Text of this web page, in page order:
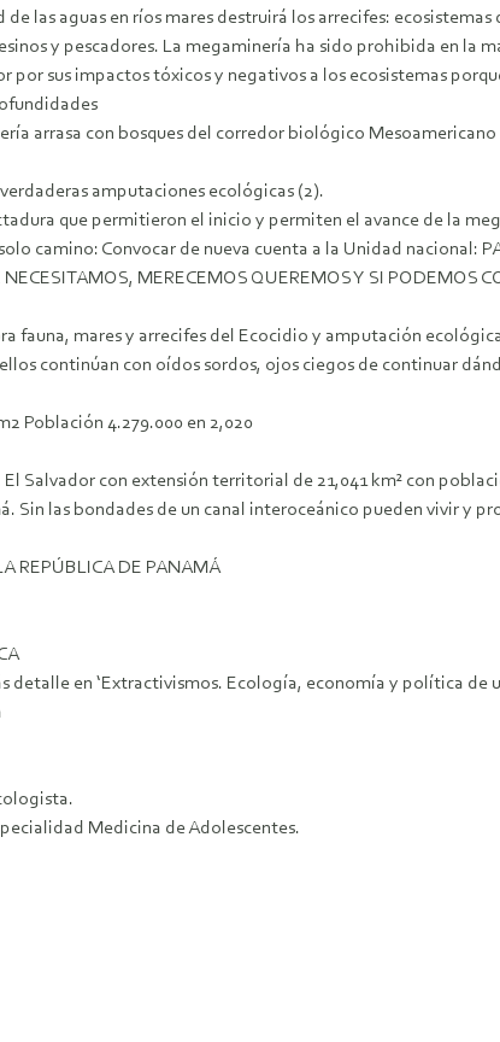
las aguas en ríos mares destruirá los arrecifes:
y pescadores. La megaminería ha sido prohibida en la
por sus impactos tóxicos y negativos a los ecosistemas
arrasa con bosques del corredor biológico Mesoamericano
amputaciones ecológicas (2).
que permitieron el inicio y permiten el avance de la
camino: Convocar de nueva cuenta a la Unidad nacional:
MERECEMOS QUEREMOS Y SI PODEMOS
fauna, mares y arrecifes del Ecocidio y amputación
continúan con oídos sordos, ojos ciegos de continuar
Población 4.279.000 en 2,020
El Salvador con extensión territorial de 21,041 km² con
Sin las bondades de un canal interoceánico pueden vivir y
REPÚBLICA DE PANAMÁ
detalle en ‘Extractivismos. Ecología, economía y política
Medicina de Adolescentes.